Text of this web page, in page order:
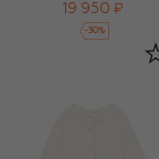
19 950 ₽
-30%